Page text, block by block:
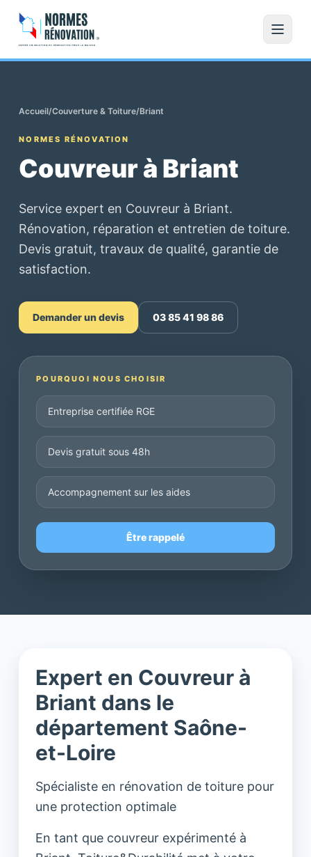
Accueil/Couverture & Toiture/Briant
NORMES RÉNOVATION
Couvreur à Briant
Service expert en Couvreur à Briant.
Rénovation, réparation et entretien de toiture.
Devis gratuit, travaux de qualité, garantie de
satisfaction.
Demander un devis 03 85 41 98 86
POURQUOI NOUS CHOISIR
Entreprise certifiée RGE
Devis gratuit sous 48h
Accompagnement sur les aides
Être rappelé
Expert en Couvreur à
Briant dans le
département Saône-
et-Loire
Spécialiste en rénovation de toiture pour
une protection optimale
En tant que couvreur expérimenté à